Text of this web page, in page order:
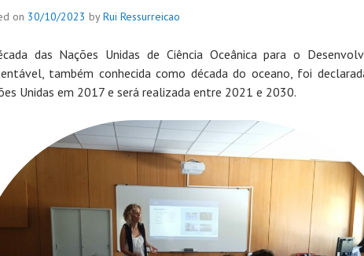
on 30/10/2023 byRui Ressurreicao
das Nações Unidas de Ciência Oceânica para o
também conhecida como década do oceano, foi
Unidas em 2017 e será realizada entre 2021 e 2030.